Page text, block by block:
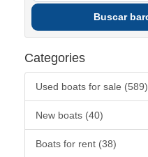
Buscar
Categories
Used boats for sale (589)
New boats (40)
Boats for rent (38)